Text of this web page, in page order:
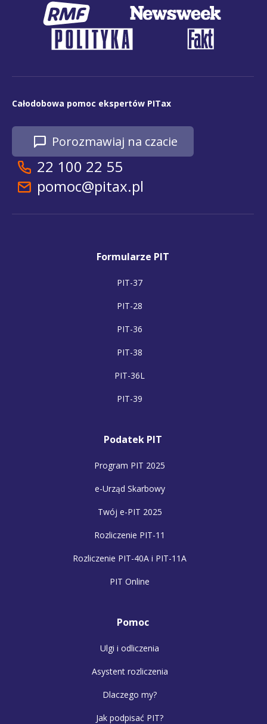
Całodobowa pomoc ekspertów PITax
Porozmawiaj na czacie
22 100 22 55
pomoc@pitax.pl
Formularze PIT
PIT-37
PIT-28
PIT-36
PIT-38
PIT-36L
PIT-39
Podatek PIT
Program PIT 2025
e-Urząd Skarbowy
Twój e-PIT 2025
Rozliczenie PIT-11
Rozliczenie PIT-40A i PIT-11A
PIT Online
Pomoc
Ulgi i odliczenia
Asystent rozliczenia
Dlaczego my?
Jak podpisać PIT?